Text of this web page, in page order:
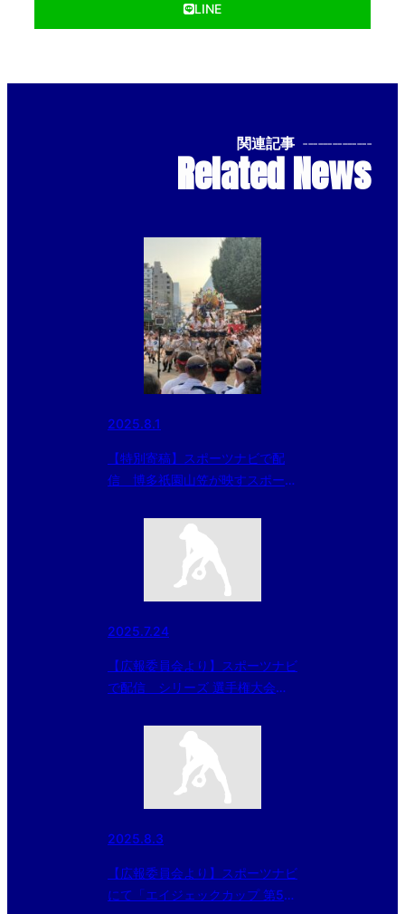
LINE
関連記事 --------------
Related News
2025.8.1
【特別寄稿】スポーツナビで配
信 博多祇園山笠が映すスポーツ
が源流
2025.7.24
【広報委員会より】スポーツナビ
で配信 シリーズ 選手権大会出
ーリー夏草の賦2025」 第3回 三
田ボーイズ（兵庫県西支部）
2025.8.3
【広報委員会より】スポーツナビ
にて「エイジェックカップ 第56